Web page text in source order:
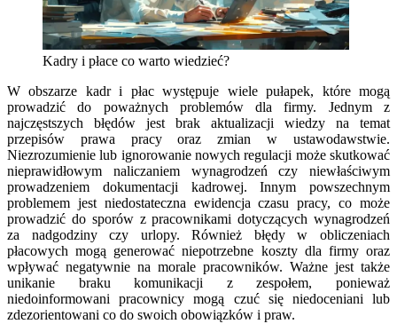
Kadry i płace co warto wiedzieć?
W obszarze kadr i płac występuje wiele pułapek, które mogą
prowadzić do poważnych problemów dla firmy. Jednym z
najczęstszych błędów jest brak aktualizacji wiedzy na temat
przepisów prawa pracy oraz zmian w ustawodawstwie.
Niezrozumienie lub ignorowanie nowych regulacji może skutkować
nieprawidłowym naliczaniem wynagrodzeń czy niewłaściwym
prowadzeniem dokumentacji kadrowej. Innym powszechnym
problemem jest niedostateczna ewidencja czasu pracy, co może
prowadzić do sporów z pracownikami dotyczących wynagrodzeń
za nadgodziny czy urlopy. Również błędy w obliczeniach
płacowych mogą generować niepotrzebne koszty dla firmy oraz
wpływać negatywnie na morale pracowników. Ważne jest także
unikanie braku komunikacji z zespołem, ponieważ
niedoinformowani pracownicy mogą czuć się niedoceniani lub
zdezorientowani co do swoich obowiązków i praw.